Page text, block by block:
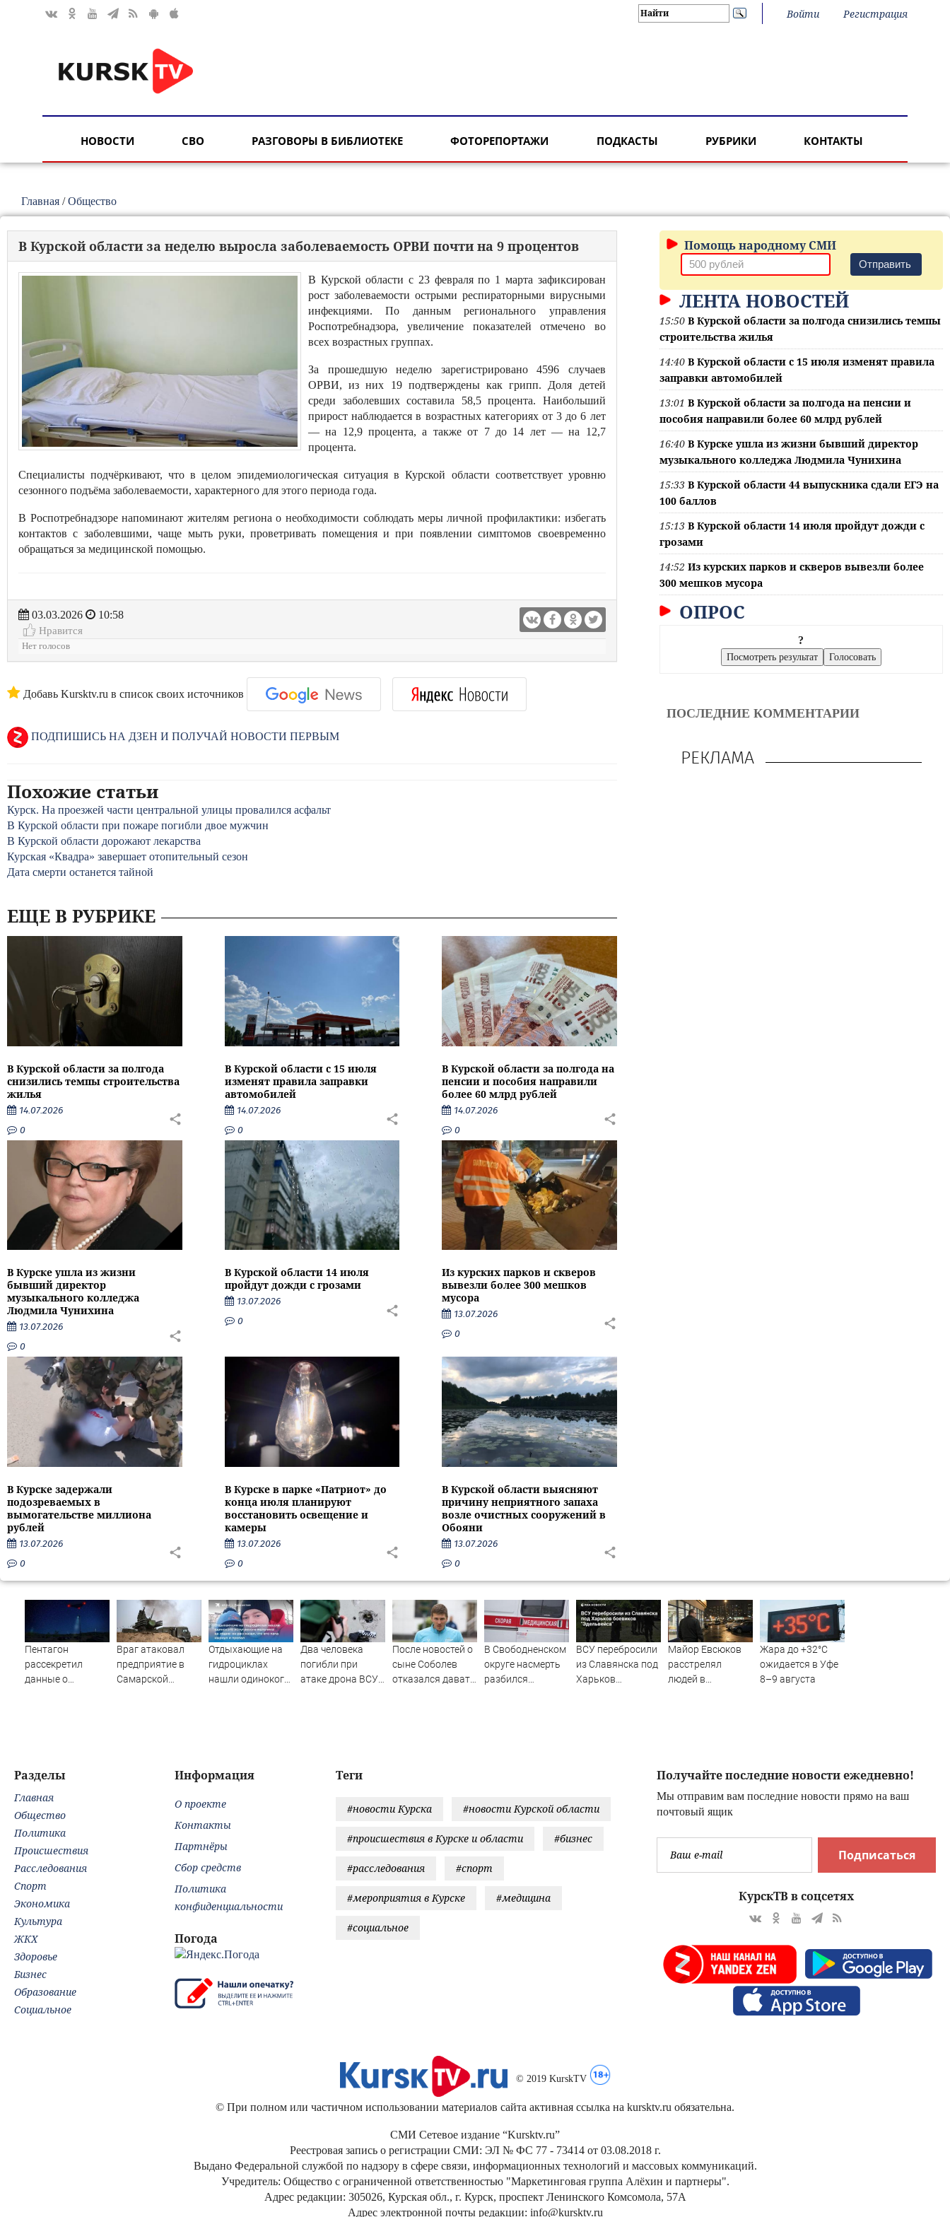
Войти Регистрация
НОВОСТИ СВО РАЗГОВОРЫ В БИБЛИОТЕКЕ ФОТОРЕПОРТАЖИ ПОДКАСТЫ РУБРИКИ КОНТАКТЫ
Главная /Общество
В Курской области за неделю выросла заболеваемость ОРВИ почти на 9 процентов
В Курской области с 23 февраля по 1 марта зафиксирован
рост заболеваемости острыми респираторными вирусными
инфекциями. По данным регионального управления
Роспотребнадзора, увеличение показателей отмечено во
всех возрастных группах.
За прошедшую неделю зарегистрировано 4596 случаев
ОРВИ, из них 19 подтверждены как грипп. Доля детей
среди заболевших составила 58,5 процента. Наибольший
прирост наблюдается в возрастных категориях от 3 до 6 лет
— на 12,9 процента, а также от 7 до 14 лет — на 12,7
процента.
Специалисты подчёркивают, что в целом эпидемиологическая ситуация в Курской области соответствует уровню
сезонного подъёма заболеваемости, характерного для этого периода года.
В Роспотребнадзоре напоминают жителям региона о необходимости соблюдать меры личной профилактики: избегать
контактов с заболевшими, чаще мыть руки, проветривать помещения и при появлении симптомов своевременно
обращаться за медицинской помощью.
03.03.2026
10:58
Нравится
Нет голосов
Добавь Kursktv.ru в список своих источников
ПОДПИШИСЬ НА ДЗЕН И ПОЛУЧАЙ НОВОСТИ ПЕРВЫМ
Похожие статьи
Курск. На проезжей части центральной улицы провалился асфальт
В Курской области при пожаре погибли двое мужчин
В Курской области дорожают лекарства
Курская «Квадра» завершает отопительный сезон
Дата смерти останется тайной
ЕЩЕ В РУБРИКЕ
В Курской области за полгода
снизились темпы строительства
жилья
14.07.2026
0
В Курской области с 15 июля
изменят правила заправки
автомобилей
14.07.2026
0
В Курской области за полгода на
пенсии и пособия направили
более 60 млрд рублей
14.07.2026
0
В Курске ушла из жизни
бывший директор
музыкального колледжа
Людмила Чунихина
13.07.2026
0
В Курской области 14 июля
пройдут дожди с грозами
13.07.2026
0
Из курских парков и скверов
вывезли более 300 мешков
мусора
13.07.2026
0
В Курске задержали
подозреваемых в
вымогательстве миллиона
рублей
13.07.2026
0
В Курске в парке «Патриот» до
конца июля планируют
восстановить освещение и
камеры
13.07.2026
0
В Курской области выясняют
причину неприятного запаха
возле очистных сооружений в
Обояни
13.07.2026
0
Помощь народному СМИ
Отправить
ЛЕНТА НОВОСТЕЙ
15:50 В Курской области за полгода снизились темпы
строительства жилья
14:40 В Курской области с 15 июля изменят правила
заправки автомобилей
13:01 В Курской области за полгода на пенсии и
пособия направили более 60 млрд рублей
16:40 В Курске ушла из жизни бывший директор
музыкального колледжа Людмила Чунихина
15:33 В Курской области 44 выпускника сдали ЕГЭ на
100 баллов
15:13 В Курской области 14 июля пройдут дожди с
грозами
14:52 Из курских парков и скверов вывезли более
300 мешков мусора
ОПРОС
?
ПОСЛЕДНИЕ КОММЕНТАРИИ
РЕКЛАМА
Пентагон
рассекретил
данные о
Враг атаковал
предприятие в
Самарской
Отдыхающие на
гидроциклах
нашли одинокого
Два человека
погибли при
атаке дрона ВСУ
После новостей о
сыне Соболев
отказался давать
В Свободненском
округе насмерть
разбился
ВСУ перебросили
из Славянска под
Харьков
Майор Евсюков
расстрелял
людей в
Жара до +32°C
ожидается в Уфе
8–9 августа
Получайте последние новости ежедневно!
Мы отправим вам последние новости прямо на ваш
почтовый ящик
Подписаться
КурскТВ в соцсетях
Теги
#новости Курска #новости Курской области
#происшествия в Курске и области #бизнес
#расследования #спорт
#мероприятия в Курске #медицина
#социальное
Разделы
Главная
Общество
Политика
Происшествия
Расследования
Спорт
Экономика
Культура
ЖКХ
Здоровье
Бизнес
Образование
Социальное
Информация
О проекте
Контакты
Партнёры
Сбор средств
Политика
конфиденциальности
Погода
© 2019 KurskTV
© При полном или частичном использовании материалов сайта активная ссылка на kursktv.ru обязательна.
СМИ Сетевое издание “Kursktv.ru”
Реестровая запись о регистрации СМИ: ЭЛ № ФС 77 - 73414 от 03.08.2018 г.
Выдано Федеральной службой по надзору в сфере связи, информационных технологий и массовых коммуникаций.
Учредитель: Общество с ограниченной ответственностью "Маркетинговая группа Алёхин и партнеры".
Адрес редакции: 305026, Курская обл., г. Курск, проспект Ленинского Комсомола, 57А
Адрес электронной почты редакции: info@kursktv.ru